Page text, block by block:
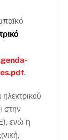
.
στην
ενώ η